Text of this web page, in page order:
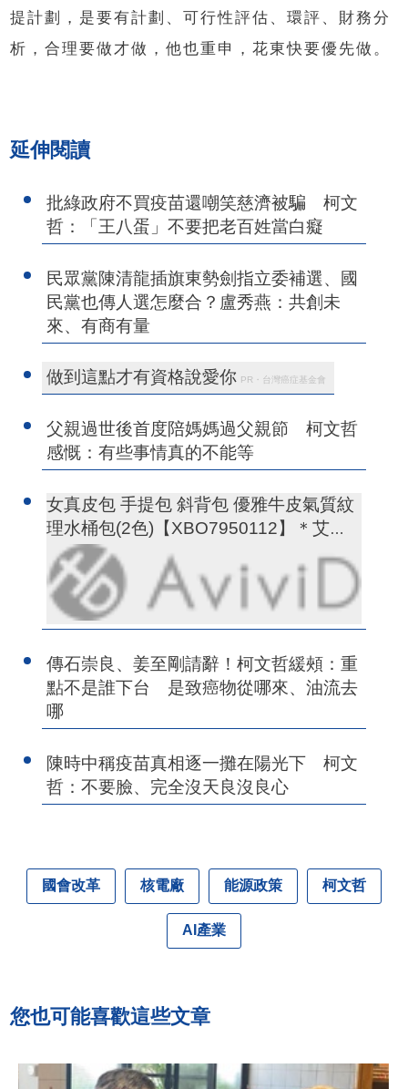
提計劃，是要有計劃、可行性評估、環評、財務分
析，合理要做才做，他也重申，花東快要優先做。
延伸閱讀
批綠政府不買疫苗還嘲笑慈濟被騙 柯文
哲：「王八蛋」不要把老百姓當白癡
民眾黨陳清龍插旗東勢劍指立委補選、國
民黨也傳人選怎麼合？盧秀燕：共創未
來、有商有量
做到這點才有資格說愛你 PR・台灣癌症基金會
父親過世後首度陪媽媽過父親節 柯文哲
感慨：有些事情真的不能等
女真皮包 手提包 斜背包 優雅牛皮氣質紋
理水桶包(2色)【XBO7950112】＊艾美
時尚(現+預)
傳石崇良、姜至剛請辭！柯文哲緩頰：重
點不是誰下台 是致癌物從哪來、油流去
哪
陳時中稱疫苗真相逐一攤在陽光下 柯文
哲：不要臉、完全沒天良沒良心
國會改革 核電廠 能源政策 柯文哲
AI產業
您也可能喜歡這些文章